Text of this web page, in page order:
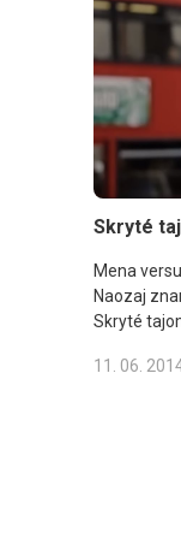
Skryté
Mena
Naozaj
Skryté
11. 06.